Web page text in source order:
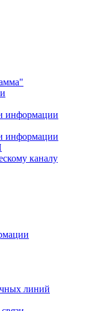
информации
информации
каналу
линий